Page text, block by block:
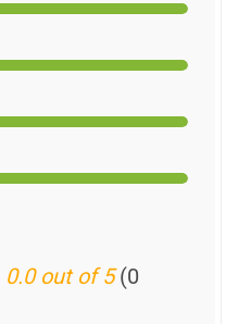
0.0 out of 5(0